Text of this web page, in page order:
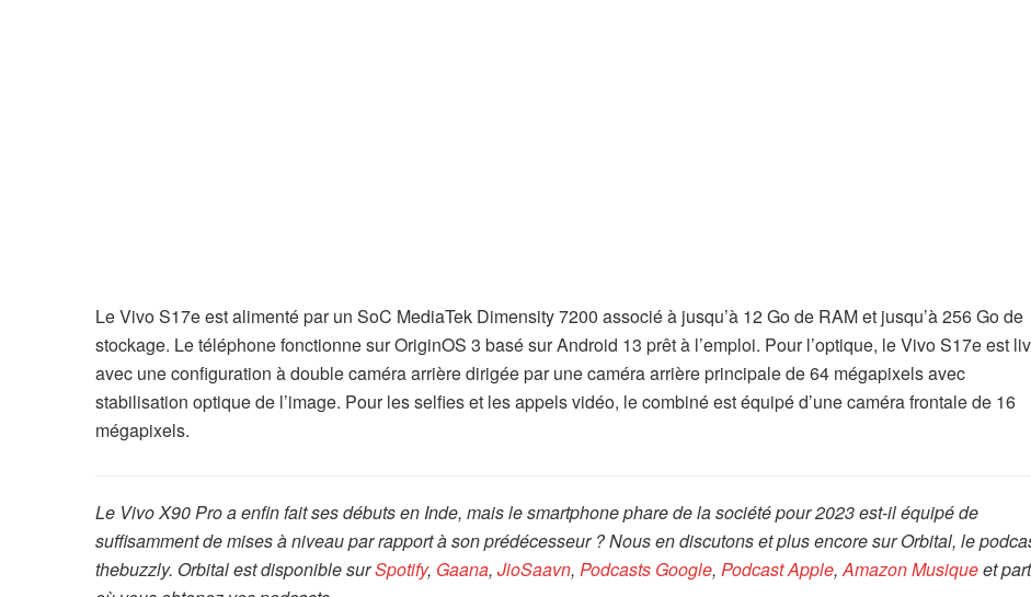
Le Vivo S17e est alimenté par un SoC MediaTek Dimensity 7200 associé à jusqu’à 12 Go de RAM et jusqu’à 256 Go de
stockage. Le téléphone fonctionne sur OriginOS 3 basé sur Android 13 prêt à l’emploi. Pour l’optique, le Vivo S17e est
avec une configuration à double caméra arrière dirigée par une caméra arrière principale de 64 mégapixels avec
stabilisation optique de l’image. Pour les selfies et les appels vidéo, le combiné est équipé d’une caméra frontale de 16
mégapixels.
Le Vivo X90 Pro a enfin fait ses débuts en Inde, mais le smartphone phare de la société pour 2023 est-il équipé de
suffisamment de mises à niveau par rapport à son prédécesseur ? Nous en discutons et plus encore sur Orbital, le
thebuzzly. Orbital est disponible surSpotify, Gaana, JioSaavn, Podcasts Google, Podcast Apple,Amazon Musiqueet